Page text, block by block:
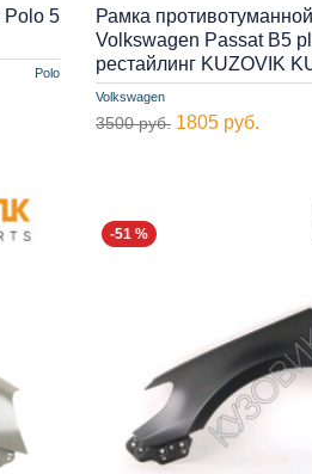
Polo
5
Volkswagen
Рамка
Volkswagen Passat B5
рестайлинг KUZOVIK
3500 руб. 1805 руб.
-51 %